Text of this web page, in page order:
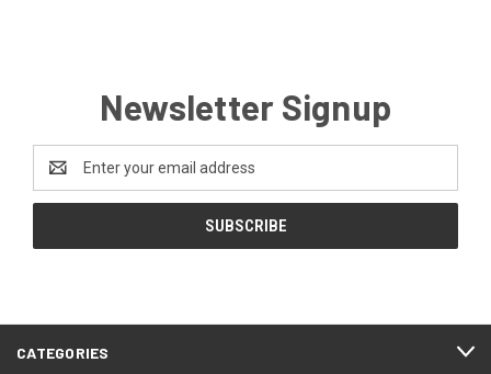
Newsletter Signup
Address
CATEGORIES